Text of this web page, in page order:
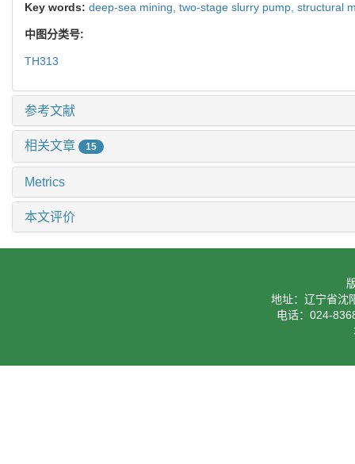
Key words: deep-sea mining, two-stage slurry pump, structural
中图分类号:
TH313
参考文献
相关文章 15
Metrics
本文评价
地址：辽宁省沈
电话：024-